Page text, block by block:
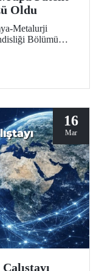
Oldu
Metalurji
Bölümü
16
Mar